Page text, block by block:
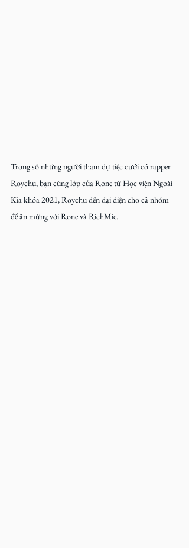
Trong số những người tham dự tiệc cưới có rapper
Roychu, bạn cùng lớp của Rone từ Học viện Ngoài
Kia khóa 2021, Roychu đến đại diện cho cả nhóm
để ăn mừng với Rone và RichMie.